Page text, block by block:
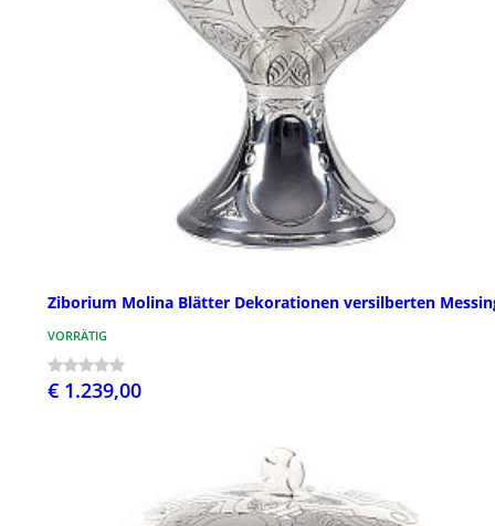
Ziborium Molina Blätter Dekorationen versilberten
VORRÄTIG
€ 1.239,00